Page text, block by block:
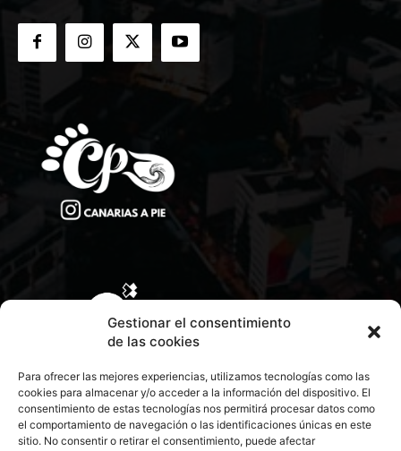
Gestionar el consentimiento
de las cookies
Para ofrecer las mejores experiencias, utilizamos tecnologías como las
cookies para almacenar y/o acceder a la información del dispositivo. El
consentimiento de estas tecnologías nos permitirá procesar datos como
el comportamiento de navegación o las identificaciones únicas en este
sitio. No consentir o retirar el consentimiento, puede afectar